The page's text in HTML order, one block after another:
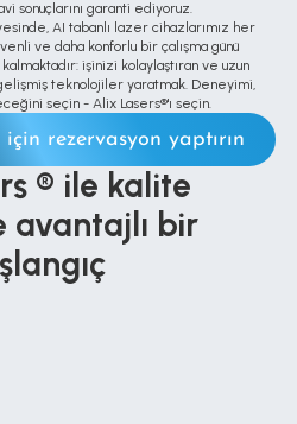
sonuçlarını garanti ediyoruz.
AI tabanlı lazer cihazlarımız her
ve daha konforlu bir çalışma günü
işinizi kolaylaştıran ve uzun
teknolojiler yaratmak. Deneyimi,
seçin - Alix Lasers®'ı seçin.
rezervasyon yaptırın
® ile kalite
avantajlı bir